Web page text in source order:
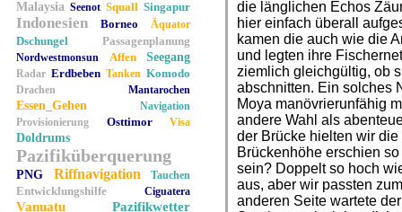
Malaysia Seenot Squall Singapur
Indonesien Borneo Äquator
Dschungel Passagenplanung
Nordwestmonsun Affen Seegang
Radar Erdbeben Tanken Komodo
Drachen Mantarochen
Essen_Gehen
Navigation
Provisionierung
Osttimor Visa
Doldrums
Pazifiküberquerung
PNG Riffnavigation Tauchen
Entwicklungshilfe Ciguatera
Vanuatu Pazifikwetter
die länglichen Echos
hier einfach überall
kamen die auch wie die
und legten ihre
ziemlich gleichgültig, ob
abschnitten. Ein solches
Moya manövrierunfähig
andere Wahl als
der Brücke hielten wir
Brückenhöhe erschien
sein? Doppelt so hoch
aus, aber wir passten
anderen Seite wartete